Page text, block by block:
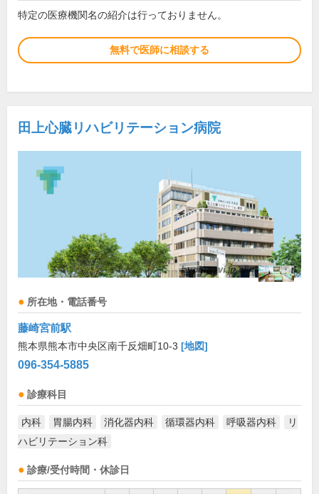
特定の医療機関名の紹介は行っておりません。
無料で医師に相談する
田上心臓リハビリテーション病院
所在地・電話番号
藤崎宮前駅
熊本県熊本市中央区南千反畑町10-3 [地図]
096-354-5885
診療科目
内科 胃腸内科 消化器内科 循環器内科 呼吸器内科
リ
ハビリテーション科
診療/受付時間・休診日